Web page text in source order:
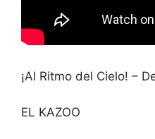
¡Al Ritmo del Cielo! –
EL KAZOO